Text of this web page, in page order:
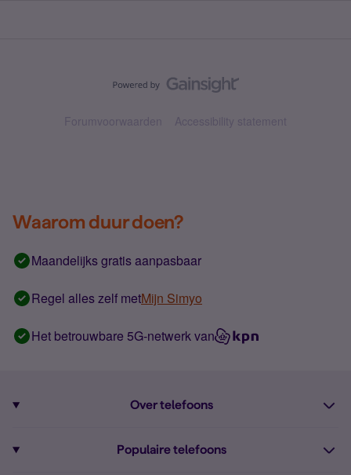
Forumvoorwaarden Accessibility statement
Waarom duur doen?
Maandelijks gratis aanpasbaar
Regel alles zelf metMijn Simyo
Het betrouwbare 5G-netwerk van
Over telefoons
Populaire telefoons